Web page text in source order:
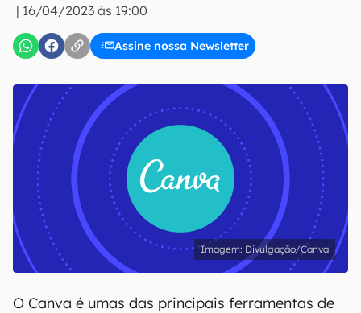
| 16/04/2023 às 19:00
Assine nossa Newsletter
Confirmo que li, aceito e concordo com os Termos de
Uso e Política de Privacidade do Canaltech.
Divulgação/Canva
O Canva é umas das principais ferramentas de